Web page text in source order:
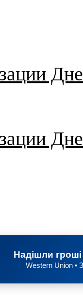
Надішли
Western Union •